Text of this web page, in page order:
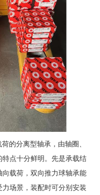
的分离型轴承，由轴圈、
点十分鲜明。先是承载结
载荷，双向推力球轴承能
场景，装配时可分别安装